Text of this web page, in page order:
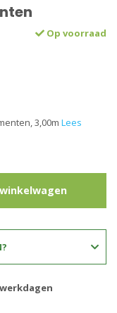
Op voorraad
3,00m Lees